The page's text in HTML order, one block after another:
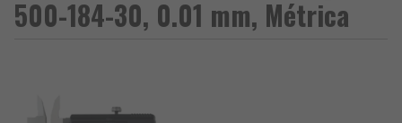
500-184-30, 0.01 mm, Métrica